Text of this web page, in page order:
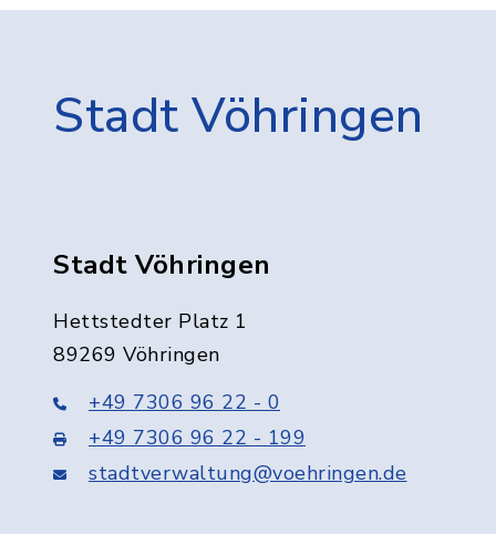
Stadt Vöhringen
Stadt Vöhringen
Hettstedter Platz 1
89269 Vöhringen
+49 7306 96 22 - 0
+49 7306 96 22 - 199
stadtverwaltung@voehringen.de